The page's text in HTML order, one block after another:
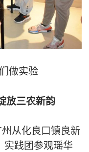
做实验
放三农新韵
从化良口镇良新
实践团参观瑶华